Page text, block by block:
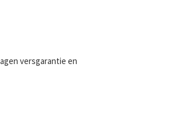
versgarantie en